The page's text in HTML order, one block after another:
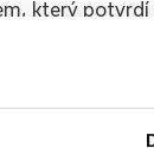
který
kupující i